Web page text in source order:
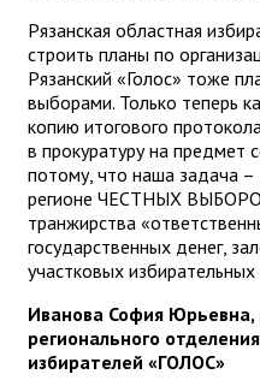
Рязанская областная
строить планы по
Рязанский «Голос» тоже
выборами. Только теперь
копию итогового
в прокуратуру на предмет
потому, что наша задача –
регионе ЧЕСТНЫХ
транжирства
государственных денег,
участковых избирательных
Иванова София Юрьевна,
регионального
избирателей «ГОЛОС»